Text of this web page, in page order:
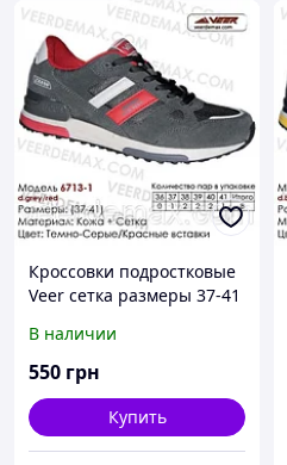
Кроссовки подростковые
Veer сетка размеры 37-41
В наличии
550 грн
Купить